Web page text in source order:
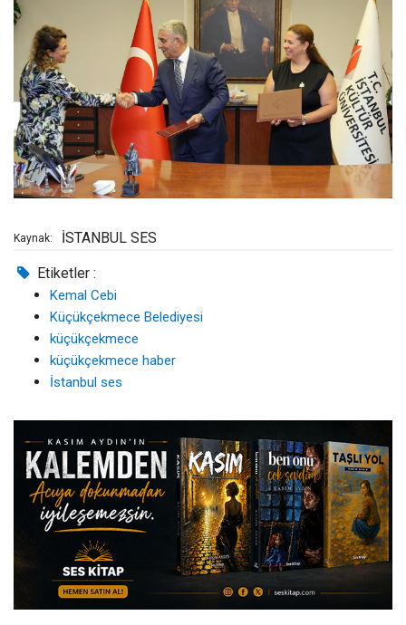
Kaynak: İSTANBUL SES
Etiketler :
Kemal Cebi
Küçükçekmece Belediyesi
küçükçekmece
küçükçekmece haber
İstanbul ses